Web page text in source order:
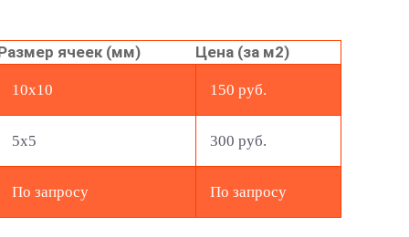
ячеек (мм) Цена (за м2)
10x10 150 руб.
5x5 300 руб.
По запросу По запросу